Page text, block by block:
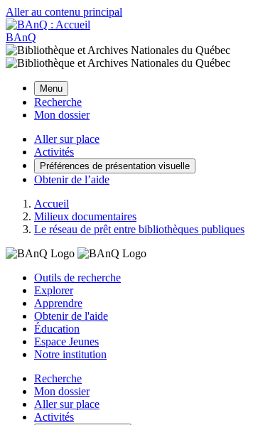
Aller au contenu principal
BAnQ
Menu
Recherche
Mon dossier
Aller sur place
Activités
Préférences de présentation visuelle
Obtenir de l’aide
Accueil
Milieux documentaires
Le réseau de prêt entre bibliothèques publiques
Outils de recherche
Explorer
Apprendre
Obtenir de l'aide
Éducation
Espace Jeunes
Notre institution
Recherche
Mon dossier
Aller sur place
Activités